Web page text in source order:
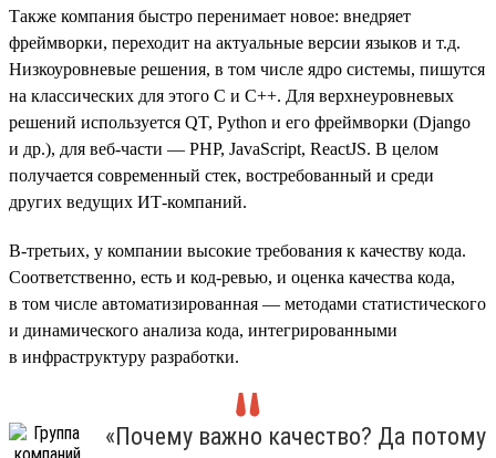
Также компания быстро перенимает новое: внедряет
фреймворки, переходит на актуальные версии языков и т.д.
Низкоуровневые решения, в том числе ядро системы, пишутся
на классических для этого С и C++. Для верхнеуровневых
решений используется QT, Python и его фреймворки (Django
и др.), для веб-части — PHP, JavaScript, ReactJS. В целом
получается современный стек, востребованный и среди
других ведущих ИТ-компаний.
В-третьих, у компании высокие требования к качеству кода.
Соответственно, есть и код-ревью, и оценка качества кода,
в том числе автоматизированная — методами статистического
и динамического анализа кода, интегрированными
в инфраструктуру разработки.
«Почему важно качество? Да потому